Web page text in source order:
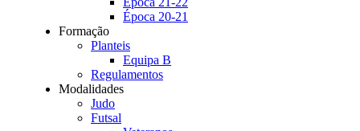
Época 20-21
Formação
Planteis
Equipa B
Regulamentos
Modalidades
Judo
Futsal